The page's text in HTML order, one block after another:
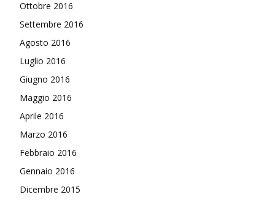
Ottobre 2016
Settembre 2016
Agosto 2016
Luglio 2016
Giugno 2016
Maggio 2016
Aprile 2016
Marzo 2016
Febbraio 2016
Gennaio 2016
Dicembre 2015